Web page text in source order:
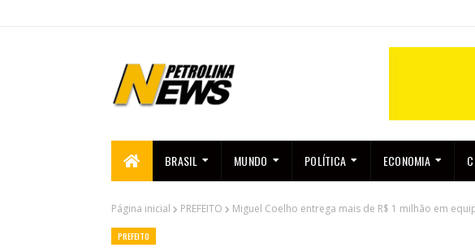
BRASIL MUNDO POLÍTICA ECONOMIA
Página inicial PREFEITO Miguel Coelho entrega mais de R$ 1 milhão em
PREFEITO